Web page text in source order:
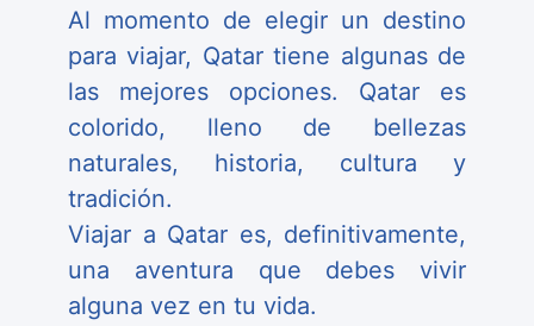
Al momento de elegir un destino
para viajar, Qatar tiene algunas de
las mejores opciones. Qatar es
colorido, lleno de bellezas
naturales, historia, cultura y
tradición.
Viajar a Qatar es, definitivamente,
una aventura que debes vivir
alguna vez en tu vida.